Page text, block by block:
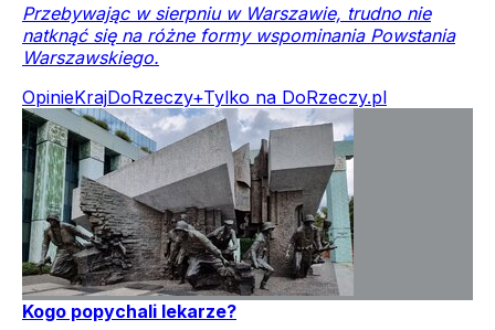
Przebywając w sierpniu w Warszawie, trudno nie
natknąć się na różne formy wspominania Powstania
Warszawskiego.
OpinieKrajDoRzeczy+Tylko na DoRzeczy.pl
Kogo popychali lekarze?